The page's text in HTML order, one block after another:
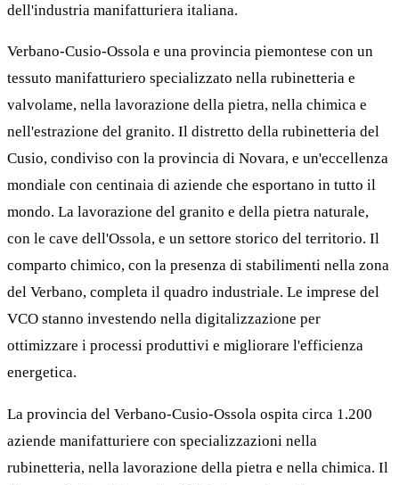
dell'industria manifatturiera italiana.
Verbano-Cusio-Ossola e una provincia piemontese con un
tessuto manifatturiero specializzato nella rubinetteria e
valvolame, nella lavorazione della pietra, nella chimica e
nell'estrazione del granito. Il distretto della rubinetteria del
Cusio, condiviso con la provincia di Novara, e un'eccellenza
mondiale con centinaia di aziende che esportano in tutto il
mondo. La lavorazione del granito e della pietra naturale,
con le cave dell'Ossola, e un settore storico del territorio. Il
comparto chimico, con la presenza di stabilimenti nella zona
del Verbano, completa il quadro industriale. Le imprese del
VCO stanno investendo nella digitalizzazione per
ottimizzare i processi produttivi e migliorare l'efficienza
energetica.
La provincia del Verbano-Cusio-Ossola ospita circa 1.200
aziende manifatturiere con specializzazioni nella
rubinetteria, nella lavorazione della pietra e nella chimica. Il